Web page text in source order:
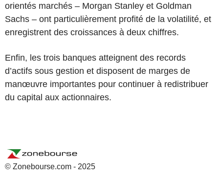
orientés marchés – Morgan Stanley et Goldman
Sachs – ont particulièrement profité de la volatilité, et
enregistrent des croissances à deux chiffres.
Enfin, les trois banques atteignent des records
d’actifs sous gestion et disposent de marges de
manœuvre importantes pour continuer à redistribuer
du capital aux actionnaires.
© Zonebourse.com - 2025